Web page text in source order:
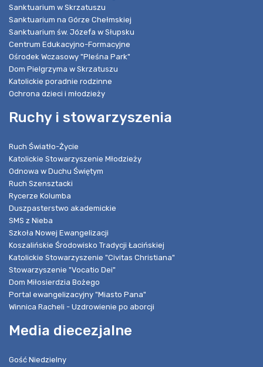
Sanktuarium w Skrzatuszu
Sanktuarium na Górze Chełmskiej
Sanktuarium św. Józefa w Słupsku
Centrum Edukacyjno-Formacyjne
Ośrodek Wczasowy "Pleśna Park"
Dom Pielgrzyma w Skrzatuszu
Katolickie poradnie rodzinne
Ochrona dzieci i młodzieży
Ruchy i stowarzyszenia
Ruch Światło-Życie
Katolickie Stowarzyszenie Młodzieży
Odnowa w Duchu Świętym
Ruch Szensztacki
Rycerze Kolumba
Duszpasterstwo akademickie
SMS z Nieba
Szkoła Nowej Ewangelizacji
Koszalińskie Środowisko Tradycji Łacińskiej
Katolickie Stowarzyszenie "Civitas Christiana"
Stowarzyszenie "Vocatio Dei"
Dom Miłosierdzia Bożego
Portal ewangelizacyjny "Miasto Pana"
Winnica Racheli - Uzdrowienie po aborcji
Media diecezjalne
Gość Niedzielny